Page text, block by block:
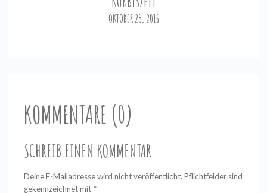
OKTOBER 25, 2016
KOMMENTARE (0)
SCHREIB EINEN KOMMENTAR
Deine E-Mailadresse wird nicht veröffentlicht. Pflichtfelder sind
gekennzeichnet mit *